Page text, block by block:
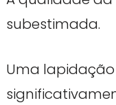
subestimada.
Uma